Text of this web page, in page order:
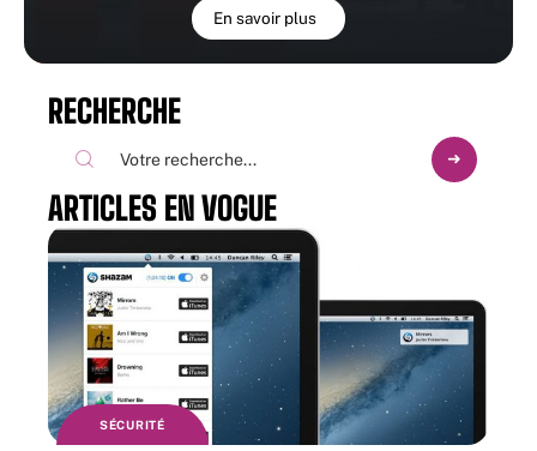
En savoir plus
RECHERCHE
ARTICLES EN VOGUE
SÉCURITÉ